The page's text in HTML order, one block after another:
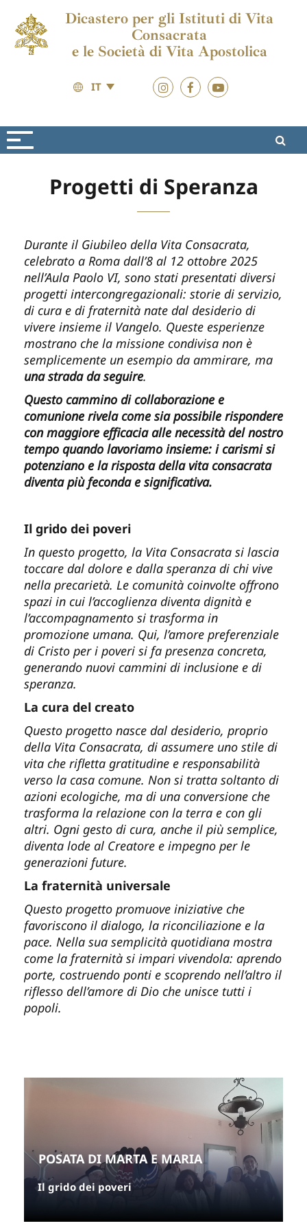
Dicastero per gli Istituti di Vita
Consacrata
e le Società di Vita Apostolica
IT
Progetti di Speranza
Durante il Giubileo della Vita Consacrata,
celebrato a Roma dall’8 al 12 ottobre 2025
nell’Aula Paolo VI, sono stati presentati diversi
progetti intercongregazionali: storie di servizio,
di cura e di fraternità nate dal desiderio di
vivere insieme il Vangelo. Queste esperienze
mostrano che la missione condivisa non è
semplicemente un esempio da ammirare, ma
una strada da seguire.
Questo cammino di collaborazione e
comunione rivela come sia possibile rispondere
con maggiore efficacia alle necessità del nostro
tempo quando lavoriamo insieme: i carismi si
potenziano e la risposta della vita consacrata
diventa più feconda e significativa.
Il grido dei poveri
In questo progetto, la Vita Consacrata si lascia
toccare dal dolore e dalla speranza di chi vive
nella precarietà. Le comunità coinvolte offrono
spazi in cui l’accoglienza diventa dignità e
l’accompagnamento si trasforma in
promozione umana. Qui, l’amore preferenziale
di Cristo per i poveri si fa presenza concreta,
generando nuovi cammini di inclusione e di
speranza.
La cura del creato
Questo progetto nasce dal desiderio, proprio
della Vita Consacrata, di assumere uno stile di
vita che rifletta gratitudine e responsabilità
verso la casa comune. Non si tratta soltanto di
azioni ecologiche, ma di una conversione che
trasforma la relazione con la terra e con gli
altri. Ogni gesto di cura, anche il più semplice,
diventa lode al Creatore e impegno per le
generazioni future.
La fraternità universale
Questo progetto promuove iniziative che
favoriscono il dialogo, la riconciliazione e la
pace. Nella sua semplicità quotidiana mostra
come la fraternità si impari vivendola: aprendo
porte, costruendo ponti e scoprendo nell’altro il
riflesso dell’amore di Dio che unisce tutti i
popoli.
POSATA DI MARTA E MARIA
Il grido dei poveri